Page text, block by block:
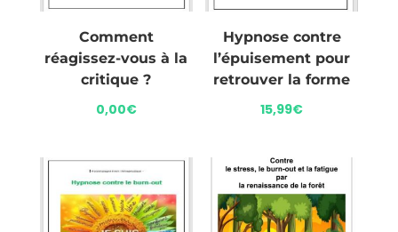
Comment
réagissez-vous à la
critique ?
0,00€
Hypnose contre
l’épuisement pour
retrouver la forme
15,99€